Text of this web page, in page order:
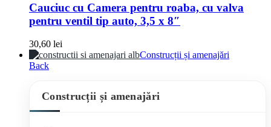
Cauciuc cu Camera pentru roaba, cu valva
pentru ventil tip auto, 3,5 x 8″
30,60 lei
Construcții și amenajări
Back
Construcții și amenajări